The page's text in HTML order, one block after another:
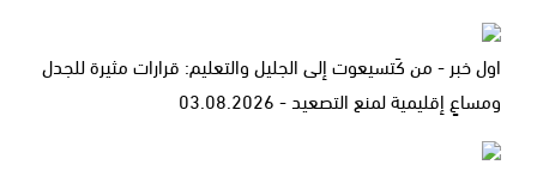
اول خبر - من كَتسيعوت إلى الجليل والتعليم: قرارات مثيرة للجدل
ومساعٍ إقليمية لمنع التصعيد - 03.08.2026